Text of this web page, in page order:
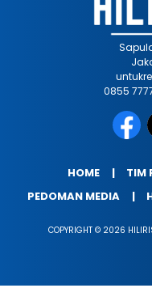
0855
HOME TIM
PEDOMAN MEDIA
COPYRIGHT © 2026